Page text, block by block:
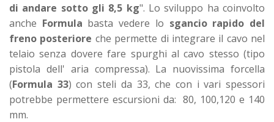
di andare sotto gli 8,5 kg". Lo sviluppo ha coinvolto
anche Formula basta vedere lo sgancio rapido del
freno posteriore che permette di integrare il cavo nel
telaio senza dovere fare spurghi al cavo stesso (tipo
pistola dell' aria compressa). La nuovissima forcella
(Formula 33) con steli da 33, che con i vari spessori
potrebbe permettere escursioni da: 80, 100,120 e 140
mm.